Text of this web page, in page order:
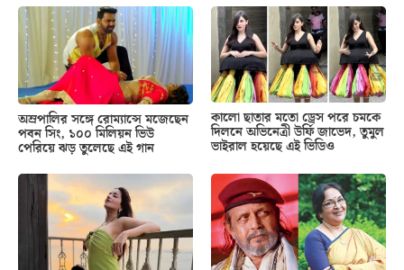
অম্রপালির সঙ্গে রোম্যান্সে মজেছেন
পবন সিং, ১০০ মিলিয়ন ভিউ
পেরিয়ে ঝড় তুলেছে এই গান
কালো ছাতার মতো ড্রেস পরে চমকে
দিলনে অভিনেত্রী উর্ফি জাভেদ, তুমুল
ভাইরাল হয়েছে এই ভিডিও